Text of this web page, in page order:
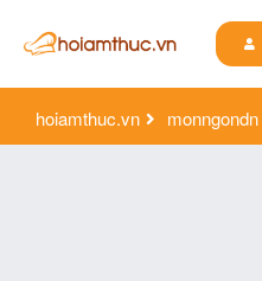
hoiamthuc.vn monngondn